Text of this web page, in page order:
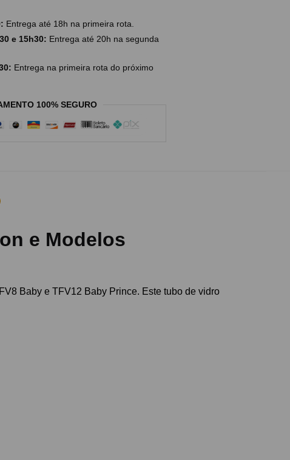
Entrega até 18h na primeira rota.
e 15h30: Entrega até 20h na segunda
Entrega na primeira rota do próximo
100% SEGURO
e Modelos
Baby e TFV12 Baby Prince. Este tubo de vidro